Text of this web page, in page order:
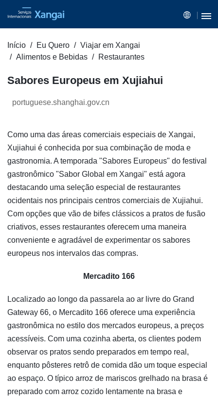
Início Eu Quero
Viajar em Xangai
Alimentos e Bebidas
Restaurantes
Sabores Europeus em Xujiahui
portuguese.shanghai.gov.cn
Como uma das áreas comerciais especiais de Xangai,
Xujiahui é conhecida por sua combinação de moda e
gastronomia. A temporada "Sabores Europeus" do festival
gastronômico "Sabor Global em Xangai" está agora
destacando uma seleção especial de restaurantes
ocidentais nos principais centros comerciais de Xujiahui.
Com opções que vão de bifes clássicos a pratos de fusão
criativos, esses restaurantes oferecem uma maneira
conveniente e agradável de experimentar os sabores
europeus nos intervalos das compras.
Mercadito 166
Localizado ao longo da passarela ao ar livre do Grand
Gateway 66, o Mercadito 166 oferece uma experiência
gastronômica no estilo dos mercados europeus, a preços
acessíveis. Com uma cozinha aberta, os clientes podem
observar os pratos sendo preparados em tempo real,
enquanto pôsteres retrô de comida dão um toque especial
ao espaço. O típico arroz de mariscos grelhado na brasa é
preparado com arroz cozido lentamente na brasa e